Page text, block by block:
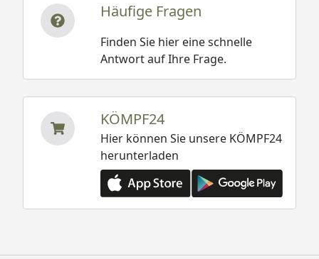
Häufige Fragen
Finden Sie hier eine schnelle
Antwort auf Ihre Frage.
KÖMPF24
Hier können Sie unsere KÖMPF24
herunterladen